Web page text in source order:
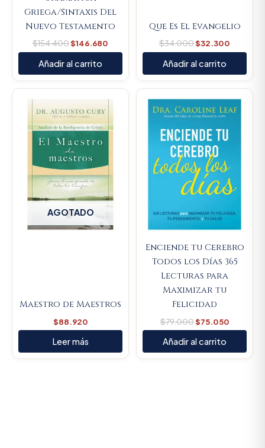
Griega/Sintaxis Del
Nuevo Testamento
$154.400$146.680
Añadir al carrito
Que Es El Evangelio
$34.000$32.300
Añadir al carrito
AGOTADO
Maestro de Maestros
$88.920
Leer más
Enciende tu Cerebro
Todos los Días 365
Lecturas para
Maximizar tu
Felicidad
$79.000
was:
$75.050
Current
is:
Añadir al carrito